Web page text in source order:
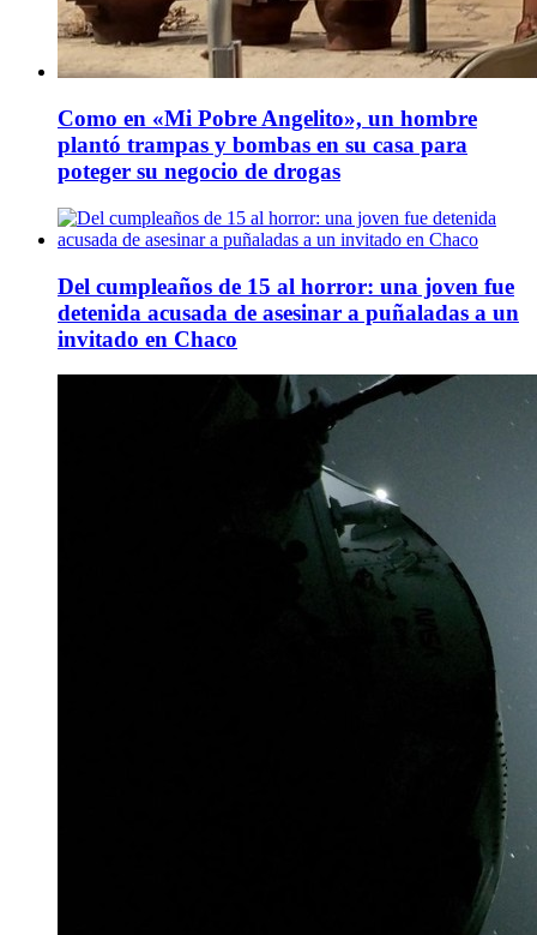
Como en «Mi Pobre Angelito», un hombre
plantó trampas y bombas en su casa para
poteger su negocio de drogas
Del cumpleaños de 15 al horror: una joven fue
detenida acusada de asesinar a puñaladas a un
invitado en Chaco